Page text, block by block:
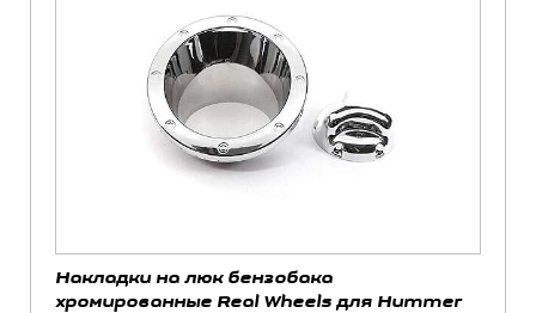
Накладки на люк бензобака
хромированные Real Wheels для Hummer